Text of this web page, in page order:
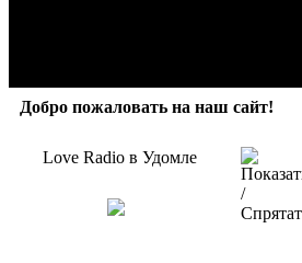
Добро пожаловать на наш сайт!
Love Radio в Удомле